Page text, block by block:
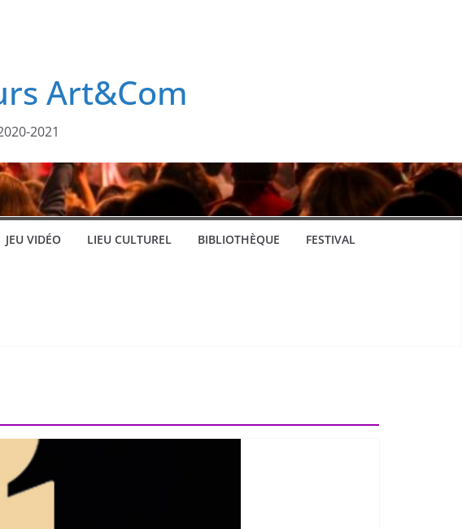
Art&Com
2021
JEU VIDÉO LIEU CULTUREL BIBLIOTHÈQUE FESTIVAL